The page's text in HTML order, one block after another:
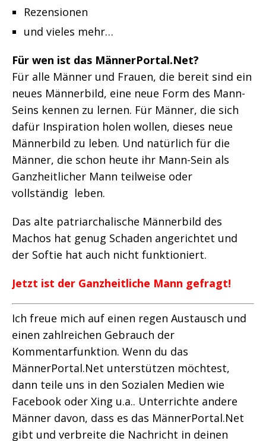
Rezensionen
und vieles mehr…
Für wen ist das MännerPortal.Net?
Für alle Männer und Frauen, die bereit sind ein
neues Männerbild, eine neue Form des Mann-
Seins kennen zu lernen. Für Männer, die sich
dafür Inspiration holen wollen, dieses neue
Männerbild zu leben. Und natürlich für die
Männer, die schon heute ihr Mann-Sein als
Ganzheitlicher Mann teilweise oder
vollständig leben.
Das alte patriarchalische Männerbild des
Machos hat genug Schaden angerichtet und
der Softie hat auch nicht funktioniert.
Jetzt ist der Ganzheitliche Mann gefragt!
Ich freue mich auf einen regen Austausch und
einen zahlreichen Gebrauch der
Kommentarfunktion. Wenn du das
MännerPortal.Net unterstützen möchtest,
dann teile uns in den Sozialen Medien wie
Facebook oder Xing u.a.. Unterrichte andere
Männer davon, dass es das MännerPortal.Net
gibt und verbreite die Nachricht in deinen